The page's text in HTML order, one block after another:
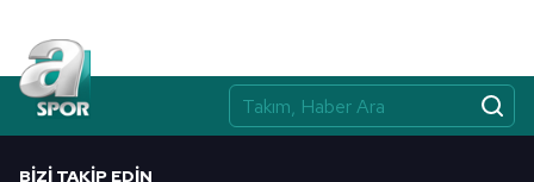
BIZI TAKIP EDIN